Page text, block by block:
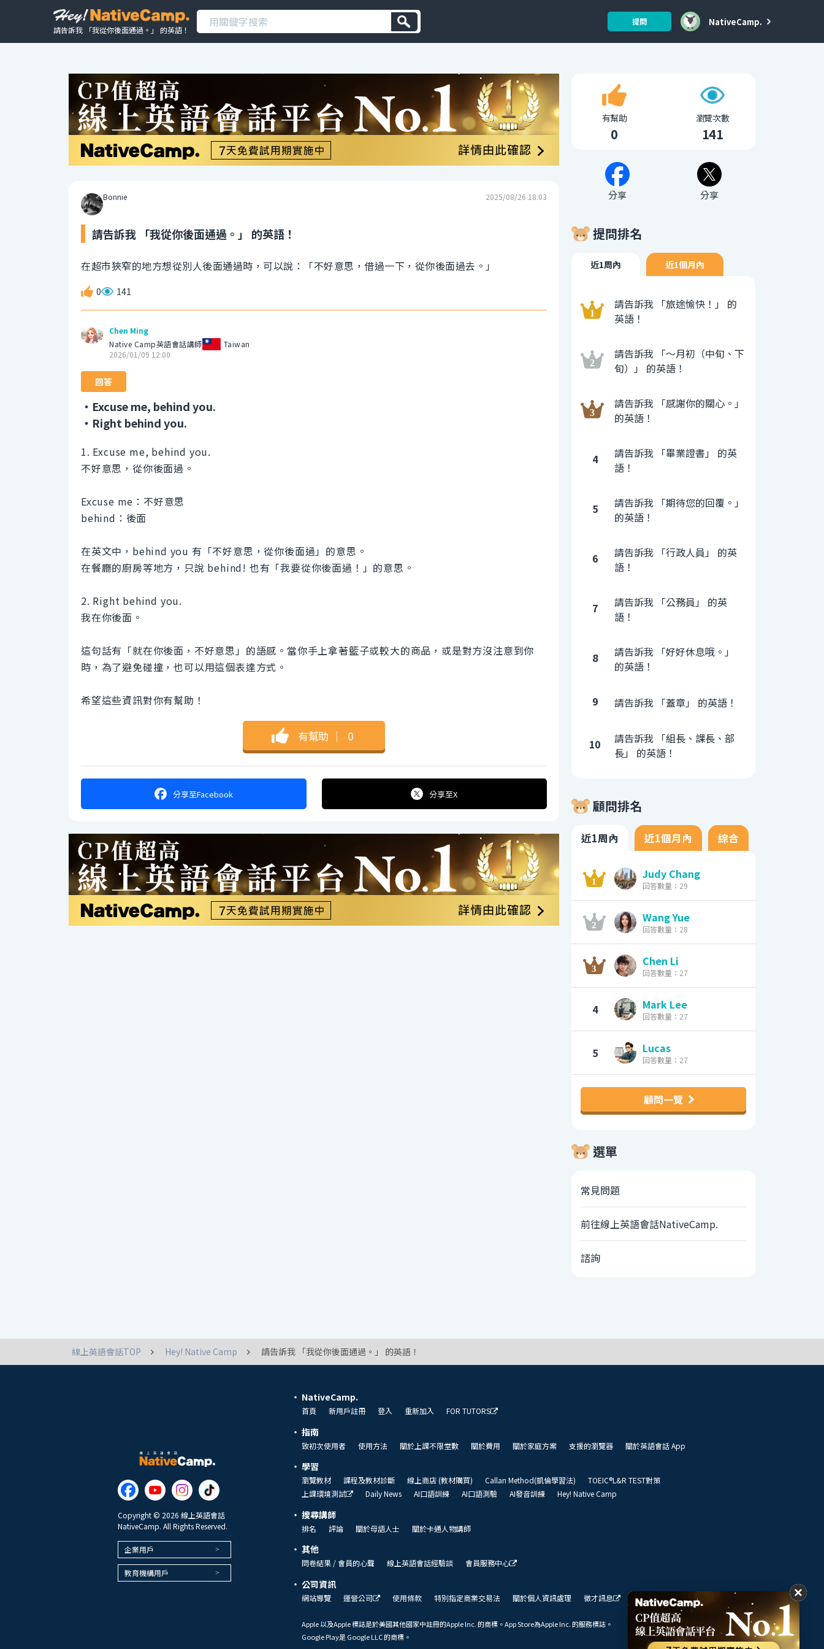
請告訴我 「我從你後面通過。」 的英語！
提問 NativeCamp.
Bonnie 2025/08/26 18:03
請告訴我 「我從你後面通過。」 的英語！
在超市狹窄的地方想從別人後面通過時，可以說：「不好意思，借過一下，從你後面過去。」
0 141
Chen Ming
Native Camp英語會話講師
Taiwan
2026/01/09 12:00
回答
・Excuse me, behind you.
・Right behind you.
1. Excuse me, behind you.
不好意思，從你後面過。
Excuse me：不好意思
behind：後面
在英文中，behind you 有「不好意思，從你後面過」的意思。
在餐廳的廚房等地方，只說 behind! 也有「我要從你後面過！」的意思。
2. Right behind you.
我在你後面。
這句話有「就在你後面，不好意思」的語感。當你手上拿著籃子或較大的商品，或是對方沒注意到你
時，為了避免碰撞，也可以用這個表達方式。
希望這些資訊對你有幫助！
有幫助 ｜ 0
分享至Facebook 分享至X
有幫助
0
瀏覽次數
141
分享 分享
提問排名
近1周內 近1個月內
請告訴我 「旅途愉快！」 的
英語！
請告訴我 「〜月初（中旬、下
旬）」 的英語！
請告訴我 「感謝你的關心。」
的英語！
4
請告訴我 「畢業證書」 的英
語！
5
請告訴我 「期待您的回覆。」
的英語！
6
請告訴我 「行政人員」 的英
語！
7
請告訴我 「公務員」 的英
語！
8
請告訴我 「好好休息哦。」
的英語！
9 請告訴我 「蓋章」 的英語！
10
請告訴我 「組長、課長、部
長」 的英語！
顧問排名
近1周內 近1個月內 綜合
Judy Chang
回答數量：29
Wang Yue
回答數量：28
Chen Li
回答數量：27
4 Mark Lee
回答數量：27
5 Lucas
回答數量：27
顧問一覽
選單
常見問題
前往線上英語會話NativeCamp.
諮詢
線上英語會話TOP Hey! Native Camp 請告訴我 「我從你後面通過。」 的英語！
Copyright © 2026 線上英語會話
NativeCamp. All Rights Reserved.
企業用戶
教育機構用戶
NativeCamp.
首頁 新用戶註冊 登入 重新加入 FOR TUTORS
指南
致初次使用者 使用方法 關於上課不限堂數 關於費用 關於家庭方案 支援的瀏覽器 關於英語會話 App
學習
瀏覽教材 課程及教材診斷 線上商店 (教材購買) Callan Method(凱倫學習法)
TOEIC®L&R TEST對策
上課環境測試
Daily News AI口語訓練 AI口語測驗 AI發音訓練 Hey! Native Camp
搜尋講師
排名 評論 關於母語人士 關於卡通人物講師
其他
問卷結果 / 會員的心聲 線上英語會話經驗談 會員服務中心
公司資訊
網站導覽 運營公司 使用條款 特別指定商業交易法 關於個人資訊處理 徵才訊息 我們的展望
Apple 以及Apple 標誌是於美國其他國家中註冊的Apple Inc. 的商標。App Store為Apple Inc. 的服務標誌。
Google Play是 Google LLC 的商標。